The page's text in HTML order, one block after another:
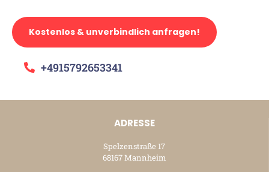
Kostenlos & unverbindlich anfragen!
+4915792653341
ADRESSE
Spelzenstraße 17
68167 Mannheim